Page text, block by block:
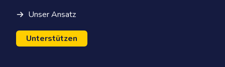
Unser Ansatz
Unterstützen